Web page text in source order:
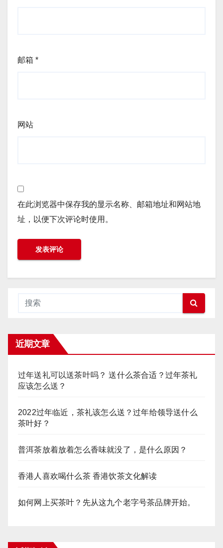
邮箱 *
网站
在此浏览器中保存我的显示名称、邮箱地址和网站地
址，以便下次评论时使用。
近期文章
过年送礼可以送茶叶吗？ 送什么茶合适？过年茶礼
应该怎么送？
2022过年临近，茶礼该怎么送？过年给领导送什么
茶叶好？
普洱茶放着放着怎么香味就没了，是什么原因？
香港人喜欢喝什么茶 香港饮茶文化解读
如何网上买茶叶？先从这九个老字号茶品牌开始。